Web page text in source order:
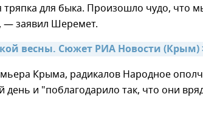
тряпка для быка. Произошло чудо, что
— заявил Шеремет.
весны. Сюжет РИА Новости (Крым)
Крыма, радикалов Народное
и "поблагодарило так, что они